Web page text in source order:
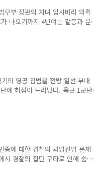
무부 장관의 자녀 입시비리 의혹
나오기까지 4년여는 갈등과 분
이 극렬하게 충돌했고, 문재인
으로 귀착됐다. ■관련기사 ‘조국
의 영공 침범을 전방 일선 부대
에 허점이 드러났다. 육군 1군단
않아 제각각 대응했고 부대 간
부실이 드러난 것으로 조사됐다.
종에 대한 경찰의 과잉진압 문제
서 경찰의 집단 구타로 인해 숨진
이 공개되면서 미 곳곳에서 항의
년 목숨 앗은 미국 경찰들의 ‘묻